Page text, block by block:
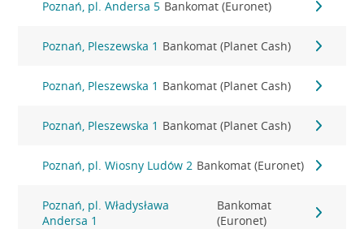
Poznań, pl. Andersa 5 Bankomat (Euronet)
Poznań, Pleszewska 1 Bankomat (Planet Cash)
Poznań, Pleszewska 1 Bankomat (Planet Cash)
Poznań, Pleszewska 1 Bankomat (Planet Cash)
Poznań, pl. Wiosny Ludów 2 Bankomat (Euronet)
Poznań, pl. Władysława
Andersa 1
Bankomat
(Euronet)